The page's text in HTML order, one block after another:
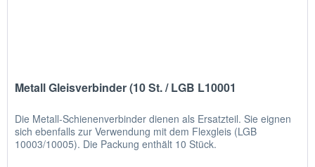
Metall Gleisverbinder (10 St. / LGB L10001
Die Metall-Schienenverbinder dienen als Ersatzteil. Sie eignen
sich ebenfalls zur Verwendung mit dem Flexgleis (LGB
10003/10005). Die Packung enthält 10 Stück.